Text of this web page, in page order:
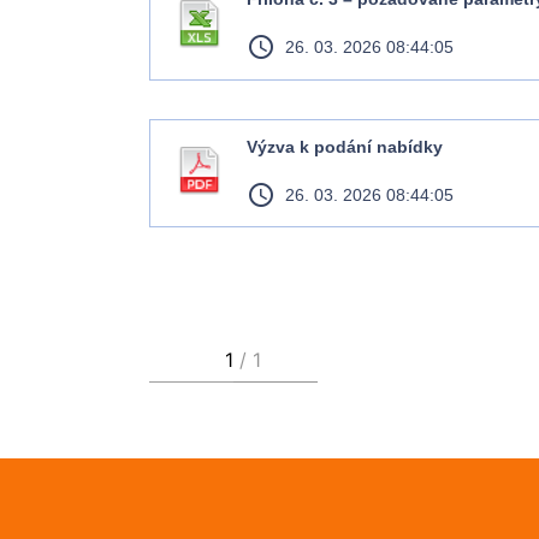
access_time 26. 03. 2026 08:44:05
Výzva k podání nabídky
access_time 26. 03. 2026 08:44:05